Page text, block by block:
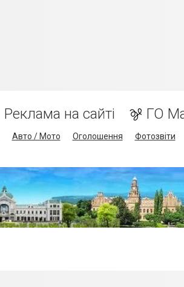
Реклама на сайті ГО
Авто / Мото Оголошення Фотозвіти